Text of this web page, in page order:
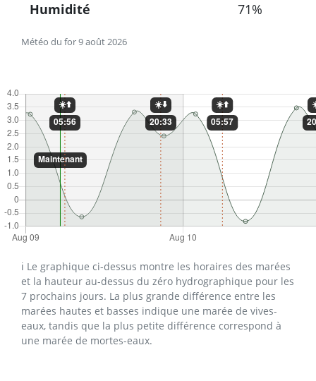
Météo du for 9 août 2026
Humidité 71%
ℹ️ Le graphique ci-dessus montre les horaires des marées
et la hauteur au-dessus du zéro hydrographique pour les
7 prochains jours. La plus grande différence entre les
marées hautes et basses indique une marée de vives-
eaux, tandis que la plus petite différence correspond à
une marée de mortes-eaux.